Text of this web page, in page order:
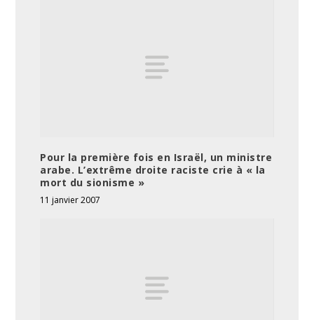
Pour la première fois en Israël, un ministre
arabe. L’extrême droite raciste crie à « la
mort du sionisme »
11 janvier 2007